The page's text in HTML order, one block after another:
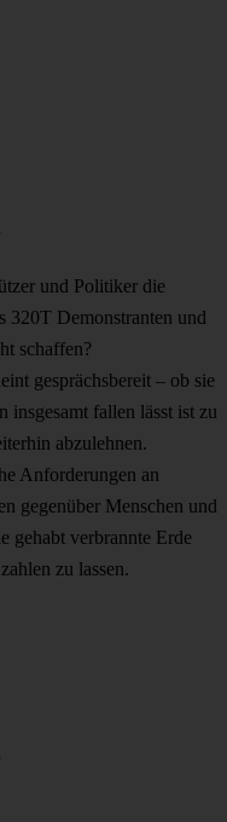
und Politiker die
320T Demonstranten und
schaffen?
gesprächsbereit – ob sie
insgesamt fallen lässt ist zu
abzulehnen.
Anforderungen an
gegenüber Menschen und
gehabt verbrannte Erde
zu lassen.